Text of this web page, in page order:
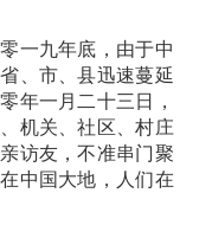
一九年底，由于中
、市、县迅速蔓延
年一月二十三日，
机关、社区、村庄
访友，不准串门聚
中国大地，人们在